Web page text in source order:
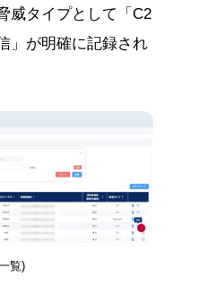
威タイプとして「C2
」が明確に記録され
覧)